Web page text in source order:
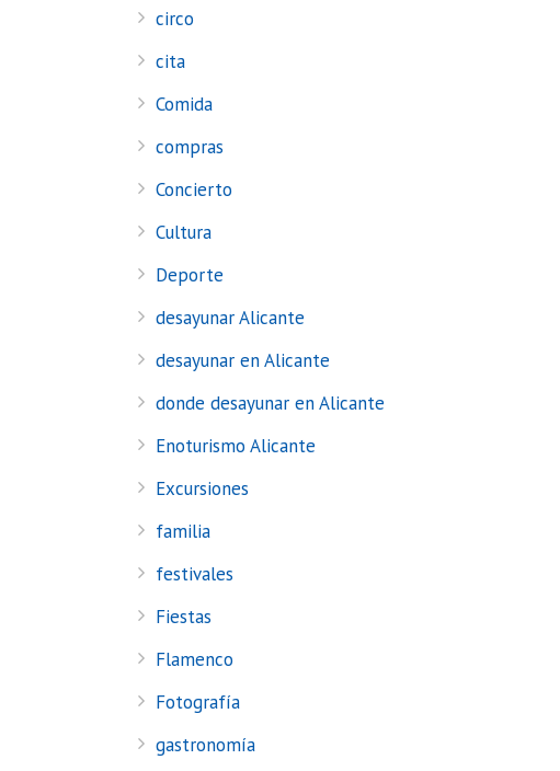
circo
cita
Comida
compras
Concierto
Cultura
Deporte
desayunar Alicante
desayunar en Alicante
donde desayunar en Alicante
Enoturismo Alicante
Excursiones
familia
festivales
Fiestas
Flamenco
Fotografía
gastronomía